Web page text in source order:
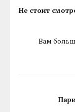
Не стоит
Вам